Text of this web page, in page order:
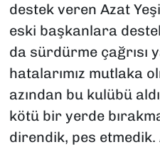
destek veren Azat
eski başkanlara
da sürdürme çağrısı
hatalarımız mutlaka
azından bu kulübü
kötü bir yerde
direndik, pes